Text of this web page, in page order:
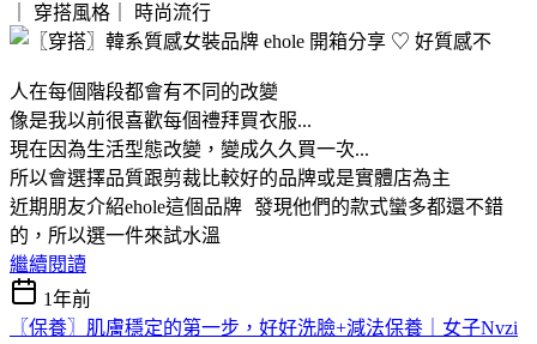
｜ 穿搭風格｜
時尚流行
人在每個階段都會有不同的改變
像是我以前很喜歡每個禮拜買衣服...
現在因為生活型態改變，變成久久買一次...
所以會選擇品質跟剪裁比較好的品牌或是實體店為主
近期朋友介紹ehole這個品牌 發現他們的款式蠻多都還不錯
的，所以選一件來試水溫
繼續閱讀
1年前
〖保養〗肌膚穩定的第一步，好好洗臉+減法保養｜女子Nvzi